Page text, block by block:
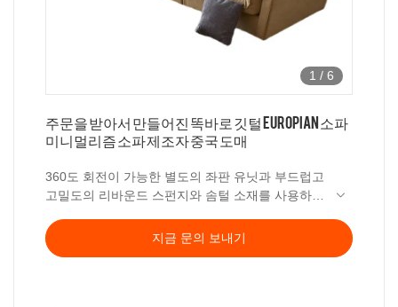
1 / 6
주문을 받아서 만들어진 똑바로 깃털 Europian 소파
미니멀리즘 소파 제조자 중국 도매
360도 회전이 가능한 별도의 좌판 유닛과 부드럽고
고밀도의 리바운드 스펀지와 솜털 소재를 사용하여
치입니다.
지금 문의 보내기